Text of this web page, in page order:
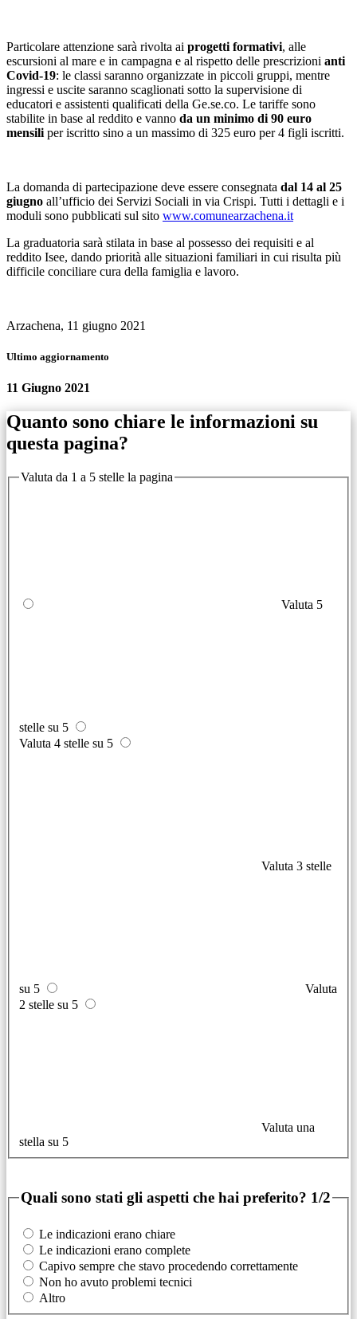
Particolare attenzione sarà rivolta ai progetti formativi, alle
escursioni al mare e in campagna e al rispetto delle prescrizioni anti
Covid-19: le classi saranno organizzate in piccoli gruppi, mentre
ingressi e uscite saranno scaglionati sotto la supervisione di
educatori e assistenti qualificati della Ge.se.co. Le tariffe sono
stabilite in base al reddito e vanno da un minimo di 90 euro
mensili per iscritto sino a un massimo di 325 euro per 4 figli iscritti.
La domanda di partecipazione deve essere consegnata dal 14 al 25
giugno all’ufficio dei Servizi Sociali in via Crispi. Tutti i dettagli e i
moduli sono pubblicati sul sito www.comunearzachena.it
La graduatoria sarà stilata in base al possesso dei requisiti e al
reddito Isee, dando priorità alle situazioni familiari in cui risulta più
difficile conciliare cura della famiglia e lavoro.
Arzachena, 11 giugno 2021
Ultimo aggiornamento
11 Giugno 2021
Quanto sono chiare le informazioni su
questa pagina?
Valuta da 1 a 5 stelle la pagina
Valuta 5
stelle su 5
Valuta 4 stelle su 5
Valuta 3 stelle
su 5
Valuta
2 stelle su 5
Valuta una
stella su 5
Quali sono stati gli aspetti che hai preferito? 1/2
Le indicazioni erano chiare
Le indicazioni erano complete
Capivo sempre che stavo procedendo correttamente
Non ho avuto problemi tecnici
Altro